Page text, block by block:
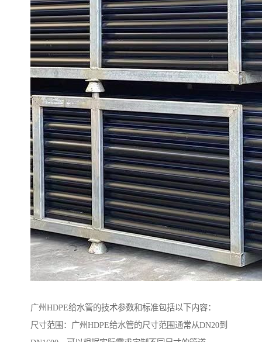
广州HDPE给水管的技术参数和标准包括以下内容：
尺寸范围：广州HDPE给水管的尺寸范围通常从DN20到